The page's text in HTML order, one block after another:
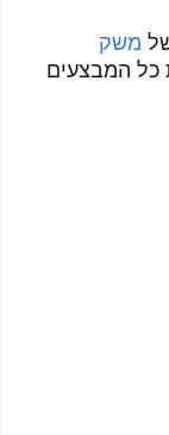
משק
כל המבצעים